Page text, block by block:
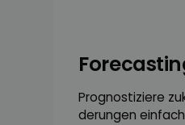
Progno­stiziere
derungen